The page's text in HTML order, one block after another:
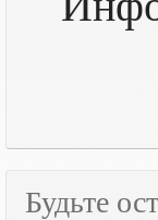
Будьте